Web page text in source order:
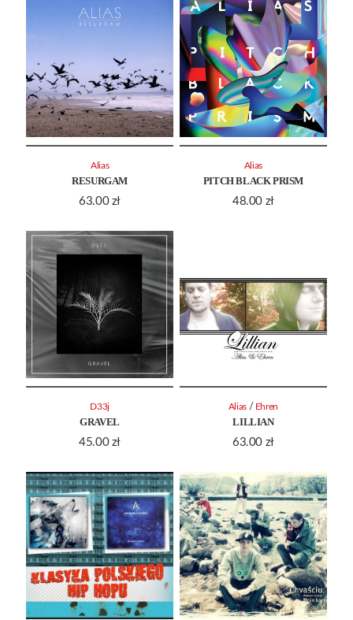
RESURGAM
63.00 zł
Alias
PITCH BLACK PRISM
48.00 zł
Alias
GRAVEL
45.00 zł
D33j
LILLIAN
63.00 zł
Alias / Ehren